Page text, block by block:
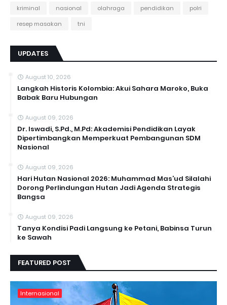
kriminal
nasional olahraga pendidikan
polri
resep masakan
tni
UPDATES
August 10, 2026
Langkah Historis Kolombia: Akui Sahara Maroko, Buka
Babak Baru Hubungan
August 09, 2026
Dr. Iswadi, S.Pd., M.Pd: Akademisi Pendidikan Layak
Dipertimbangkan Memperkuat Pembangunan SDM
Nasional
August 09, 2026
Hari Hutan Nasional 2026: Muhammad Mas’ud Silalahi
Dorong Perlindungan Hutan Jadi Agenda Strategis
Bangsa
August 09, 2026
Tanya Kondisi Padi Langsung ke Petani, Babinsa Turun
ke Sawah
FEATURED POST
Internasional